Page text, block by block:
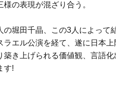
の表現が混ざり合う。
の堀田千晶、この3人によって
エル公演を経て、遂に日本上
き上げられる価値観、言語化
す!